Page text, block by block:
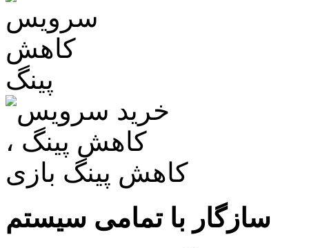
سازگار با تمامی سیستم